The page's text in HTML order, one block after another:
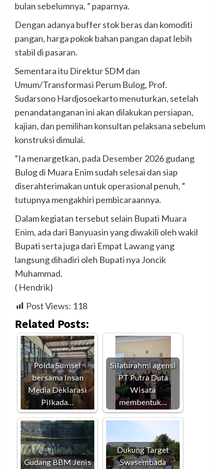
bulan sebelumnya, ” paparnya.
Dengan adanya buffer stok beras dan komoditi
pangan, harga pokok bahan pangan dapat lebih
stabil di pasaran.
Sementara itu Direktur SDM dan
Umum/Transformasi Perum Bulog, Prof.
Sudarsono Hardjosoekarto menuturkan, setelah
penandatanganan ini akan dilakukan persiapan,
kajian, dan pemilihan konsultan pelaksana sebelum
konstruksi dimulai.
“Ia menargetkan, pada Desember 2026 gudang
Bulog di Muara Enim sudah selesai dan siap
diserahterimakan untuk operasional penuh, ”
tutupnya mengakhiri pembicaraannya.
Dalam kegiatan tersebut selain Bupati Muara
Enim, ada dari Banyuasin yang diwakili oleh wakil
Bupati serta juga dari Empat Lawang yang
langsung dihadiri oleh Bupati nya Joncik
Muhammad.
( Hendrik)
Post Views: 118
Related Posts:
Polda Sumsel
bersama Insan
Media Deklarasi
Pilkada…
Silaturahmi agensi
PT Putra Duta
Wisata
membentuk…
Gudang BBM Jenis
Dukung Target
Swasembada